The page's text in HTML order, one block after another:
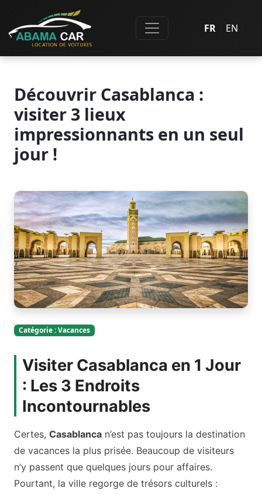
FR EN
Découvrir Casablanca :
visiter 3 lieux
impressionnants en un seul
jour !
Catégorie : Vacances
Visiter Casablanca en 1 Jour
: Les 3 Endroits
Incontournables
Certes, Casablanca n’est pas toujours la destination
de vacances la plus prisée. Beaucoup de visiteurs
n’y passent que quelques jours pour affaires.
Pourtant, la ville regorge de trésors culturels :